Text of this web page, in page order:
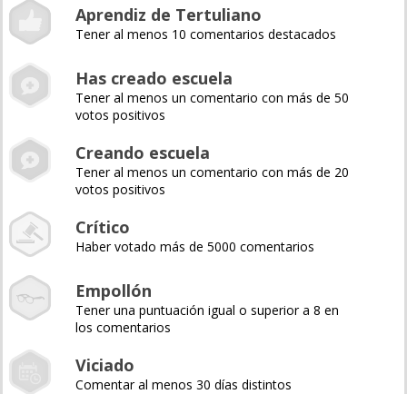
Aprendiz de Tertuliano
Tener al menos 10 comentarios destacados
Has creado escuela
Tener al menos un comentario con más de 50
votos positivos
Creando escuela
Tener al menos un comentario con más de 20
votos positivos
Crítico
Haber votado más de 5000 comentarios
Empollón
Tener una puntuación igual o superior a 8 en
los comentarios
Viciado
Comentar al menos 30 días distintos